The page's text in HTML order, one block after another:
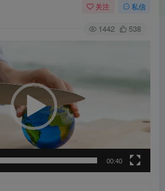
关注 私信
1442 538
00:40